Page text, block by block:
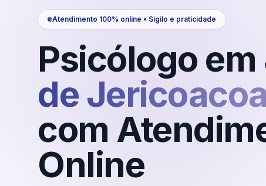
Atendimento 100% online • Sigilo e praticidade
Psicólogo em
de
com
Online